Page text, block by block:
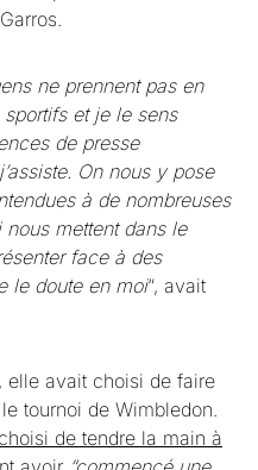
ne prennent pas en
et je le sens
de presse
On nous y pose
à de nombreuses
mettent dans le
face à des
le doute en moi“, avait
elle avait choisi de faire
tournoi de Wimbledon.
de tendre la main à